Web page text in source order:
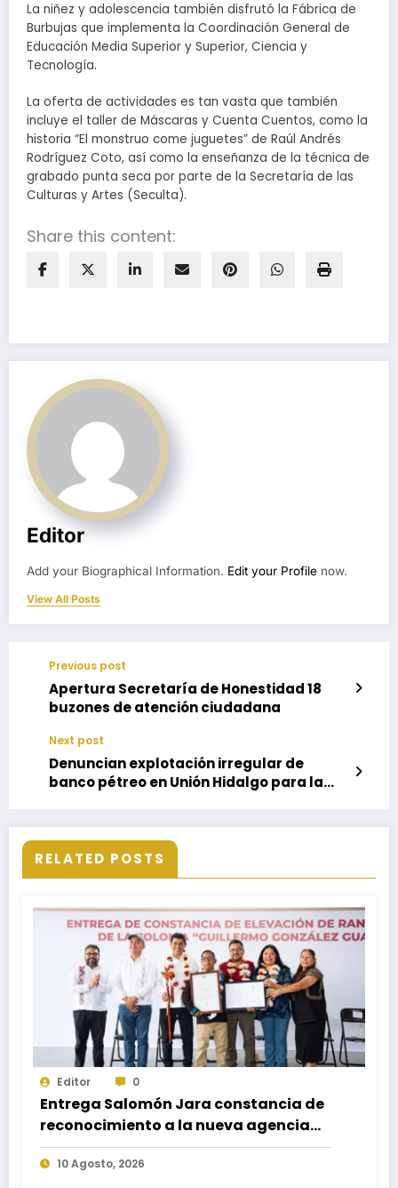
La niñez y adolescencia también disfrutó la Fábrica de
Burbujas que implementa la Coordinación General de
Educación Media Superior y Superior, Ciencia y
Tecnología.
La oferta de actividades es tan vasta que también
incluye el taller de Máscaras y Cuenta Cuentos, como la
historia “El monstruo come juguetes” de Raúl Andrés
Rodríguez Coto, así como la enseñanza de la técnica de
grabado punta seca por parte de la Secretaría de las
Culturas y Artes (Seculta).
Share this content:
Editor
Add your Biographical Information. Edit your Profile now.
View All Posts
Previous post
Apertura Secretaría de Honestidad 18
buzones de atención ciudadana
Next post
Denuncian explotación irregular de
banco pétreo en Unión Hidalgo para la
RELATED POSTS
Editor 0
Entrega Salomón Jara constancia de
reconocimiento a la nueva agencia
municipal Guillermo González
Guardado
10 Agosto, 2026